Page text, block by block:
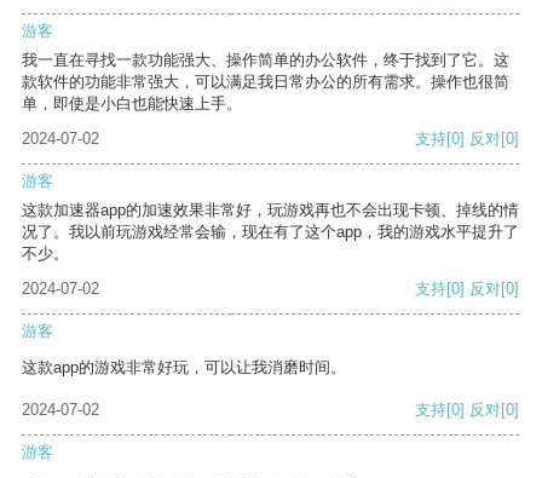
游客
我一直在寻找一款功能强大、操作简单的办公软件，终于找到了它。这
款软件的功能非常强大，可以满足我日常办公的所有需求。操作也很简
单，即使是小白也能快速上手。
2024-07-02
支持[0] 反对[0]
游客
这款加速器app的加速效果非常好，玩游戏再也不会出现卡顿、掉线的情
况了。我以前玩游戏经常会输，现在有了这个app，我的游戏水平提升了
不少。
2024-07-02
支持[0] 反对[0]
游客
这款app的游戏非常好玩，可以让我消磨时间。
2024-07-02 支持[0] 反对[0]
游客